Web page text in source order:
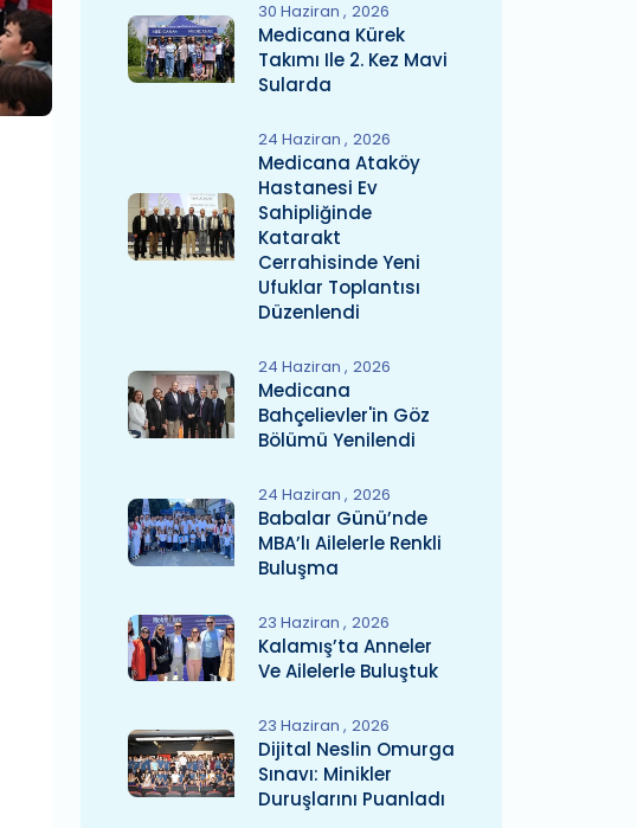
30 Haziran 2026
Medicana Kürek
Takımı Ile 2. Kez Mavi
Sularda
24 Haziran 2026
Medicana Ataköy
Hastanesi Ev
Sahipliğinde
Katarakt
Cerrahisinde Yeni
Ufuklar Toplantısı
Düzenlendi
24 Haziran 2026
Medicana
Bahçelievler'in Göz
Bölümü Yenilendi
24 Haziran 2026
Babalar Günü’nde
MBA’lı Ailelerle Renkli
Buluşma
23 Haziran 2026
Kalamış’ta Anneler
Ve Ailelerle Buluştuk
23 Haziran 2026
Dijital Neslin Omurga
Sınavı: Minikler
Duruşlarını Puanladı